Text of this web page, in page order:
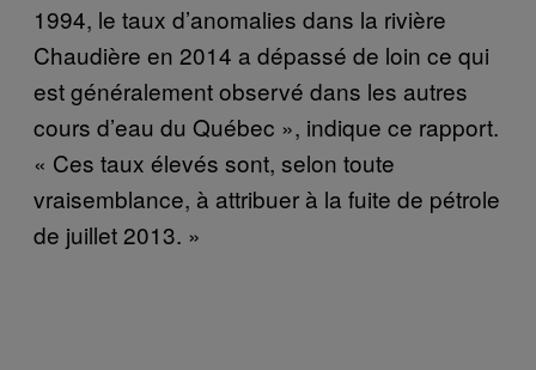
1994, le taux d’anomalies dans la rivière
Chaudière en 2014 a dépassé de loin ce qui
est généralement observé dans les autres
cours d’eau du Québec », indique ce rapport.
« Ces taux élevés sont, selon toute
vraisemblance, à attribuer à la fuite de pétrole
de juillet 2013. »